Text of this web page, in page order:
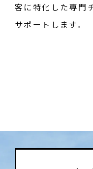
客に特化した専門
サポートします。